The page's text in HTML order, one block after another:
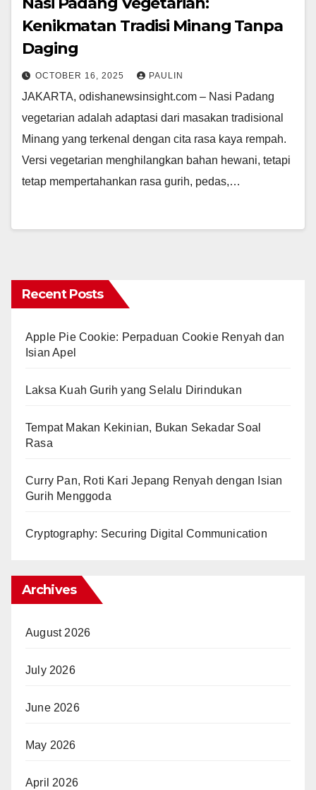
Kenikmatan Tradisi Minang Tanpa
Daging
OCTOBER 16, 2025 PAULIN
JAKARTA, odishanewsinsight.com – Nasi Padang
vegetarian adalah adaptasi dari masakan tradisional
Minang yang terkenal dengan cita rasa kaya rempah.
Versi vegetarian menghilangkan bahan hewani, tetapi
tetap mempertahankan rasa gurih, pedas,…
Recent Posts
Apple Pie Cookie: Perpaduan Cookie Renyah dan
Isian Apel
Laksa Kuah Gurih yang Selalu Dirindukan
Tempat Makan Kekinian, Bukan Sekadar Soal
Rasa
Curry Pan, Roti Kari Jepang Renyah dengan Isian
Gurih Menggoda
Cryptography: Securing Digital Communication
Archives
August 2026
July 2026
June 2026
May 2026
April 2026